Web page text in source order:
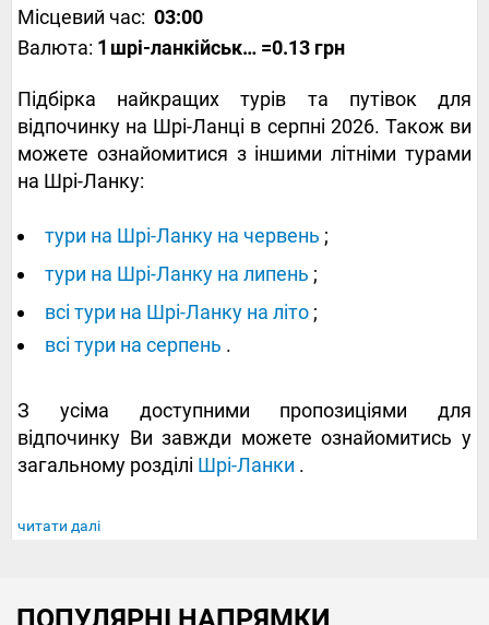
Місцевий час: 03:00
Валюта: 1 шрі-ланкійська рупія =0.13 грн
Підбірка найкращих турів та путівок для
відпочинку на Шрі-Ланці в серпні 2026. Також ви
можете ознайомитися з іншими літніми турами
на Шрі-Ланку:
тури на Шрі-Ланку на червень ;
тури на Шрі-Ланку на липень ;
всі тури на Шрі-Ланку на літо ;
всі тури на серпень .
З усіма доступними пропозиціями для
відпочинку Ви завжди можете ознайомитись у
загальному розділі Шрі-Ланки .
читати далі